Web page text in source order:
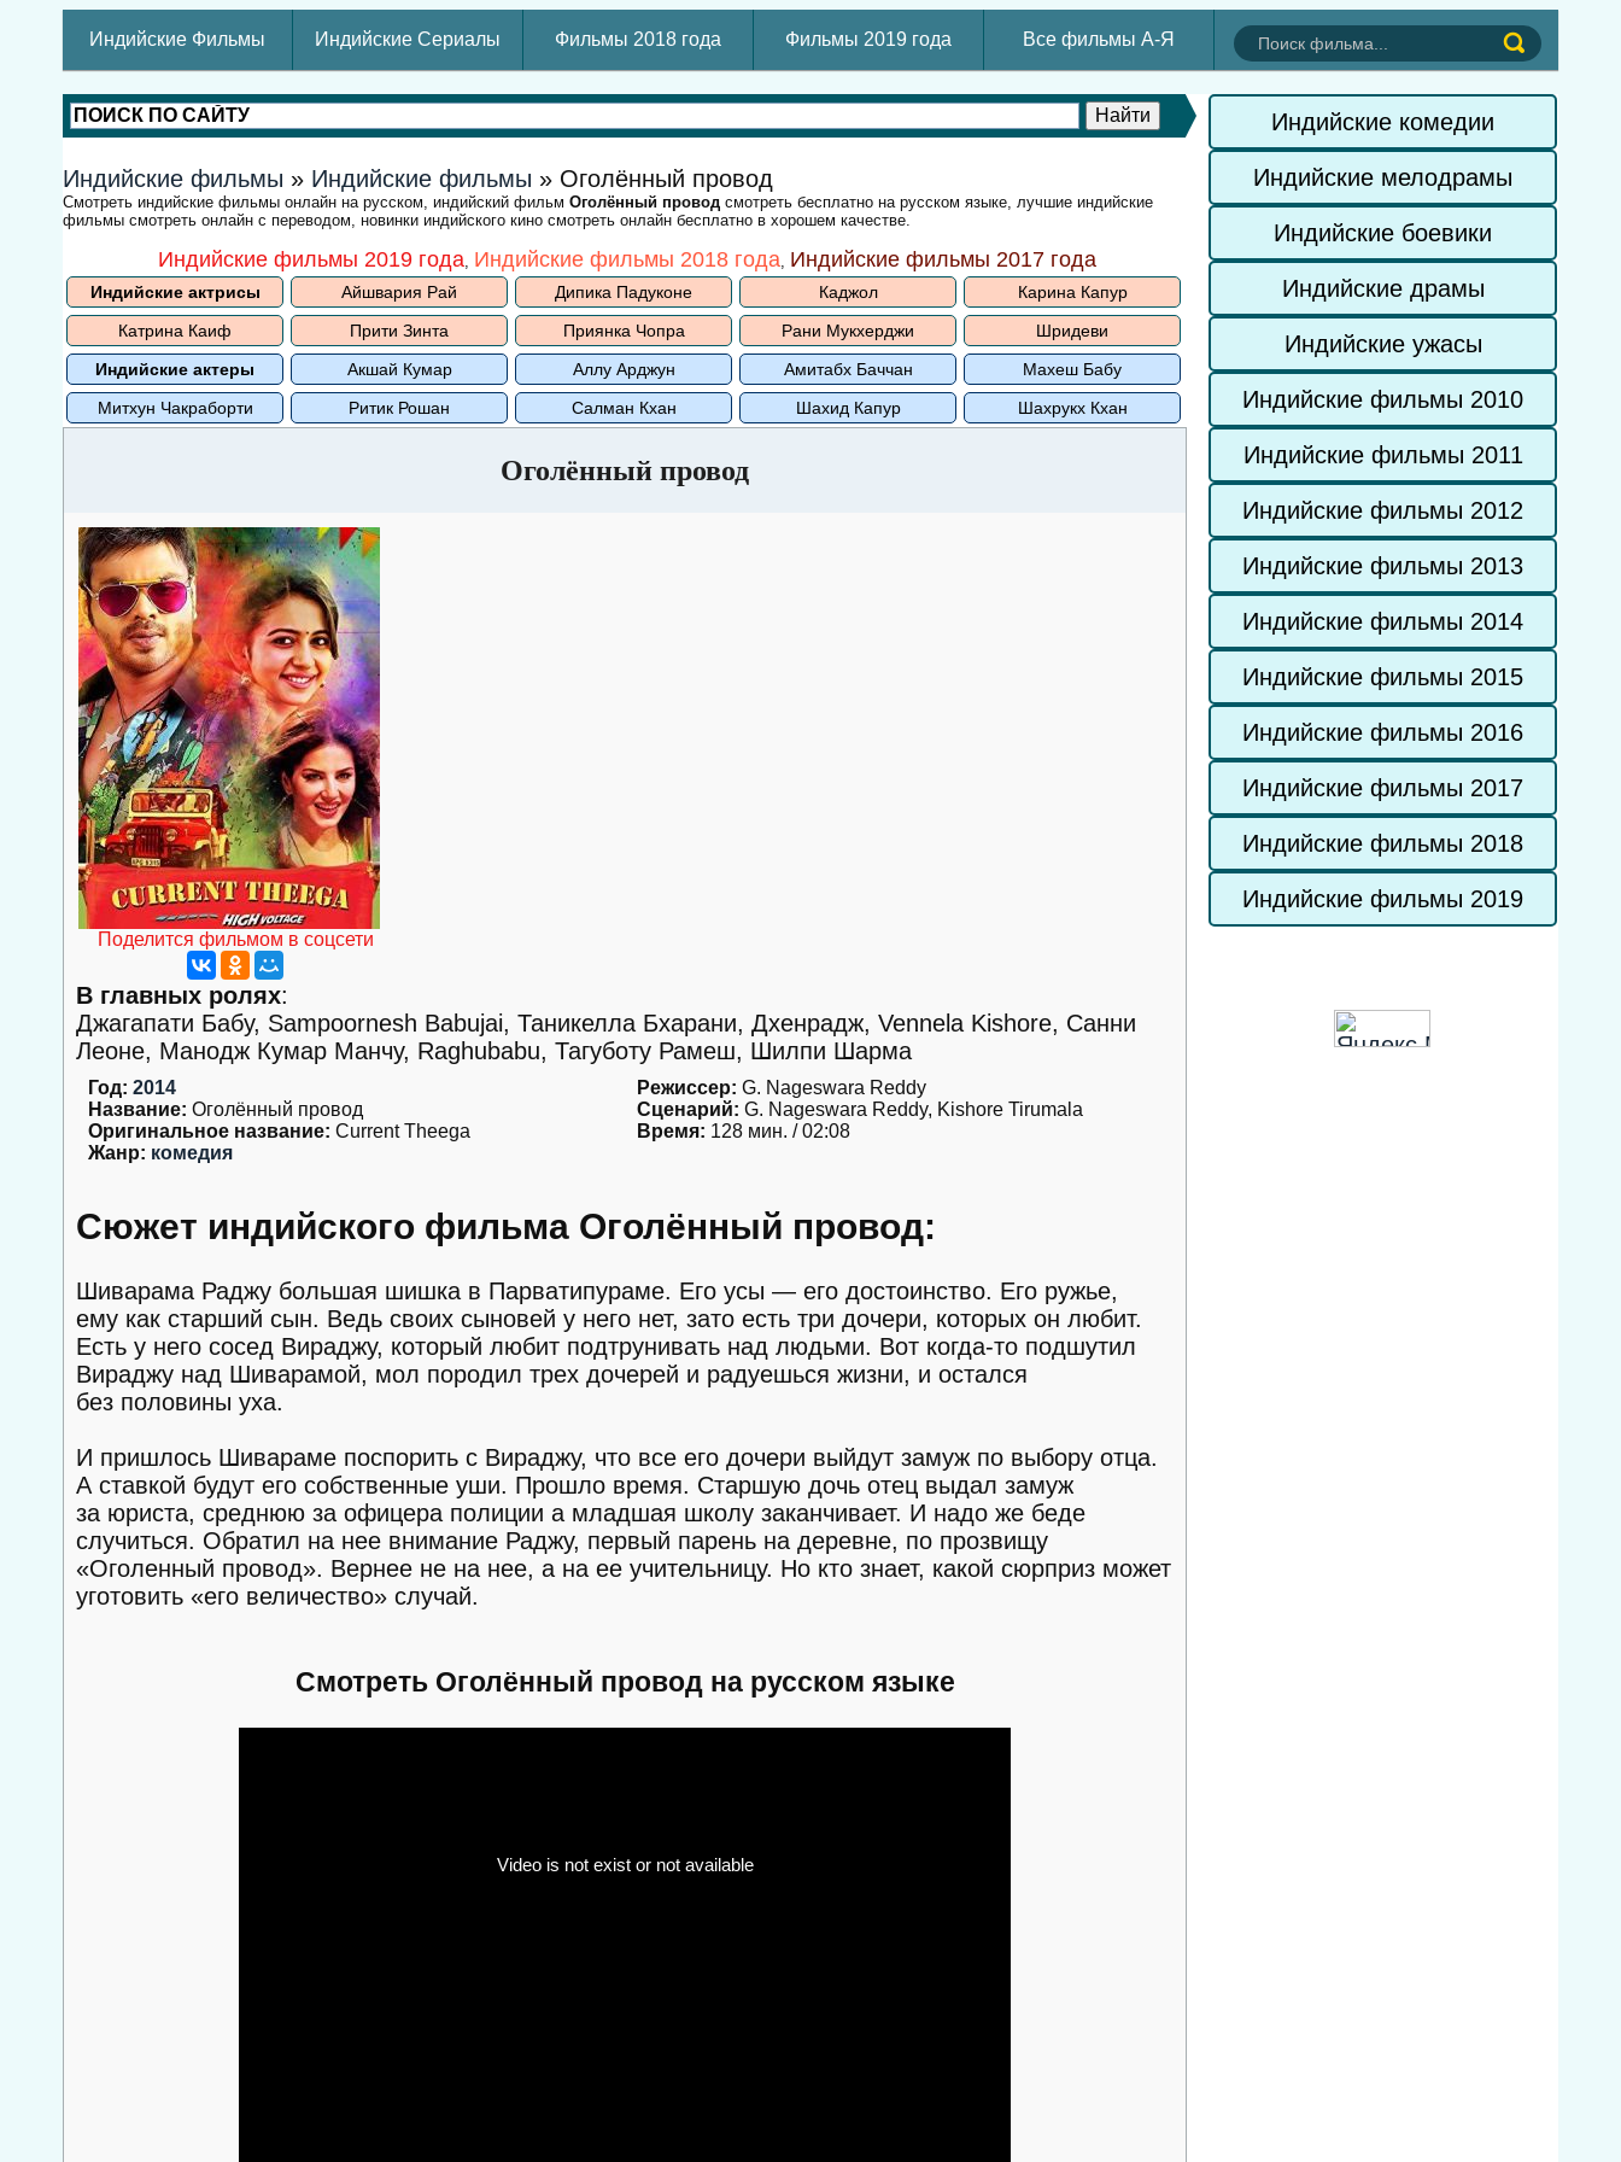
Индийские Фильмы Индийские Сериалы Фильмы 2018 года Фильмы 2019 года Все фильмы А-Я
Индийские фильмы » Индийские фильмы » Оголённый провод
Смотреть индийские фильмы онлайн на русском, индийский фильм Оголённый провод смотреть бесплатно на русском языке, лучшие индийские
фильмы смотреть онлайн с переводом, новинки индийского кино смотреть онлайн бесплатно в хорошем качестве.
Индийские фильмы 2019 года, Индийские фильмы 2018 года, Индийские фильмы 2017 года
Индийские актрисы Айшвария Рай Дипика Падуконе Каджол
Карина Капур
Катрина Каиф
Прити Зинта Приянка Чопра Рани Мукхерджи
Шридеви
Индийские актеры
Акшай Кумар Аллу Арджун Амитабх Баччан
Махеш Бабу
Митхун Чакраборти
Ритик Рошан Салман Кхан Шахид Капур Шахрукх Кхан
Оголённый провод
Поделится фильмом в соцсети
В главных ролях:
Джагапати Бабу, Sampoornesh Babujai, Таникелла Бхарани, Дхенрадж, Vennela Kishore, Санни
Леоне, Манодж Кумар Манчу, Raghubabu, Тагуботу Рамеш, Шилпи Шарма
Год: 2014
Название: Оголённый провод
Оригинальное название: Current Theega
Жанр: комедия
Режиссер: G. Nageswara Reddy
Сценарий: G. Nageswara Reddy, Kishore Tirumala
Время: 128 мин. / 02:08
Сюжет индийского фильма Оголённый провод:
Шиварама Раджу большая шишка в Парватипураме. Его усы — его достоинство. Его ружье,
ему как старший сын. Ведь своих сыновей у него нет, зато есть три дочери, которых он любит.
Есть у него сосед Вираджу, который любит подтрунивать над людьми. Вот когда-то подшутил
Вираджу над Шиварамой, мол породил трех дочерей и радуешься жизни, и остался
без половины уха.
И пришлось Шивараме поспорить с Вираджу, что все его дочери выйдут замуж по выбору отца.
А ставкой будут его собственные уши. Прошло время. Старшую дочь отец выдал замуж
за юриста, среднюю за офицера полиции а младшая школу заканчивает. И надо же беде
случиться. Обратил на нее внимание Раджу, первый парень на деревне, по прозвищу
«Оголенный провод». Вернее не на нее, а на ее учительницу. Но кто знает, какой сюрприз может
уготовить «его величество» случай.
Смотреть Оголённый провод на русском языке
Индийские комедии
Индийские мелодрамы
Индийские боевики
Индийские драмы
Индийские ужасы
Индийские фильмы 2010
Индийские фильмы 2011
Индийские фильмы 2012
Индийские фильмы 2013
Индийские фильмы 2014
Индийские фильмы 2015
Индийские фильмы 2016
Индийские фильмы 2017
Индийские фильмы 2018
Индийские фильмы 2019